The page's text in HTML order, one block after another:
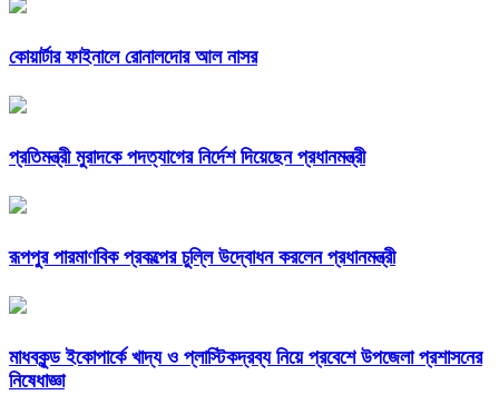
কোয়ার্টার ফাইনালে রোনালদোর আল নাসর
প্রতিমন্ত্রী মুরাদকে পদত্যাগের নির্দেশ দিয়েছেন প্রধানমন্ত্রী
রূপপুর পারমাণবিক প্রকল্পের চুল্লি উদ্বোধন করলেন প্রধানমন্ত্রী
মাধবকুন্ড ইকোপার্কে খাদ্য ও প্লাস্টিকদ্রব্য নিয়ে প্রবেশে উপজেলা প্রশাসনের
নিষেধাজ্ঞা